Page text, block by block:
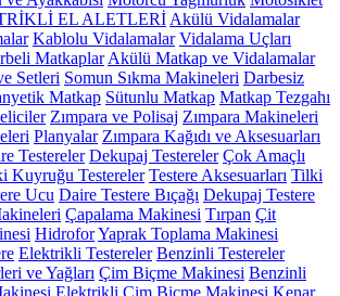
EL ALETLERİ Akülü Vidalamalar
Kablolu Vidalamalar Vidalama Uçları
Matkaplar Akülü Matkap ve Vidalamalar
Setleri Somun Sıkma Makineleri Darbesiz
Matkap Sütunlu Matkap Matkap Tezgahı
Zımpara ve Polisaj Zımpara Makineleri
Planyalar Zımpara Kağıdı ve Aksesuarları
Testereler Dekupaj Testereler Çok Amaçlı
Kuyruğu Testereler Testere Aksesuarları Tilki
Ucu Daire Testere Bıçağı Dekupaj Testere
Çapalama Makinesi Tırpan Çit
HidroforYaprak Toplama Makinesi
Elektrikli Testereler Benzinli Testereler
ve Yağları Çim Biçme Makinesi Benzinli
Elektrikli Çim Biçme Makinesi Kenar